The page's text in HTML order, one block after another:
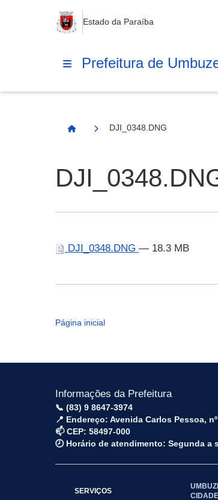
Estado da Paraíba
Prefeitura de
Página Inicial
DJI_0348.DNG
DJI_0348.DNG — 18.3 MB
Página inicial
Informações da Prefeitura
📞 (83) 9 8647-3974
📍 Endereço: Avenida Carlos Pessoa,
📫 CEP: 58497-000
🕗 Horário de atendimento: Segunda a
SERVIÇOS